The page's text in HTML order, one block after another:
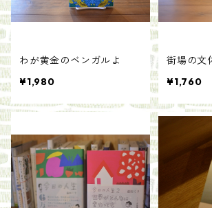
わが黄金のベンガルよ
¥1,980
街場の文
¥1,760